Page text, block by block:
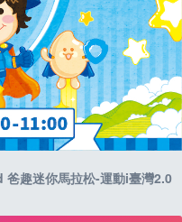
趣迷你馬拉松-運動i臺灣2.0